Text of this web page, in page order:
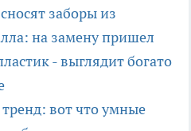
заборы из
на замену пришел
- выглядит богато
вот что умные